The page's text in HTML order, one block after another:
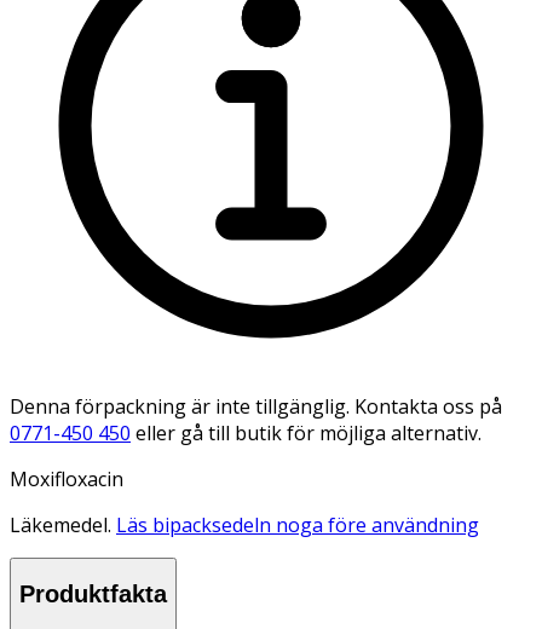
Denna förpackning är inte tillgänglig. Kontakta oss på
0771-450 450 eller gå till butik för möjliga alternativ.
Moxifloxacin
Läkemedel. Läs bipacksedeln noga före användning
Produktfakta